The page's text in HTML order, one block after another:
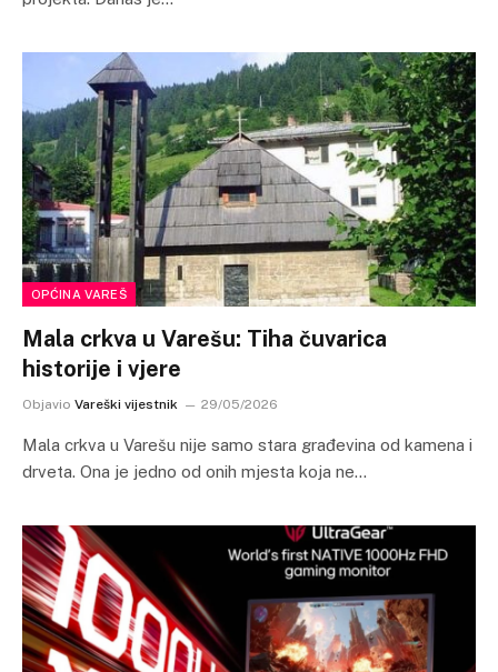
OPĆINA VAREŠ
Mala crkva u Varešu: Tiha čuvarica
historije i vjere
Objavio Vareški vijestnik 29/05/2026
Mala crkva u Varešu nije samo stara građevina od kamena i
drveta. Ona je jedno od onih mjesta koja ne…